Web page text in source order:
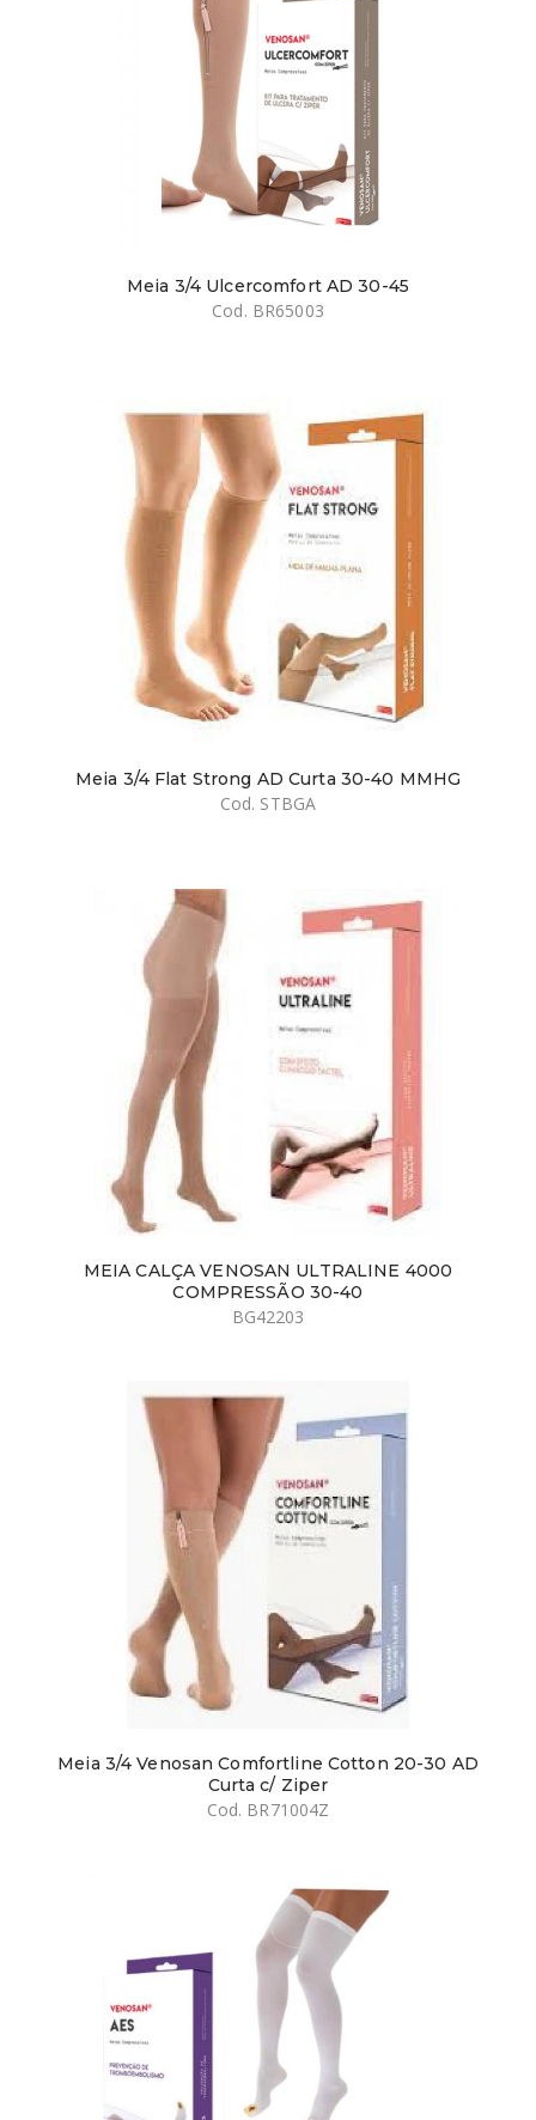
Meia 3/4 Ulcercomfort AD 30-45
Cod. BR65003
Meia 3/4 Flat Strong AD Curta 30-40 MMHG
Cod. STBGA
MEIA CALÇA VENOSAN ULTRALINE 4000
COMPRESSÃO 30-40
BG42203
Meia 3/4 Venosan Comfortline Cotton 20-30 AD
Curta c/ Ziper
Cod. BR71004Z